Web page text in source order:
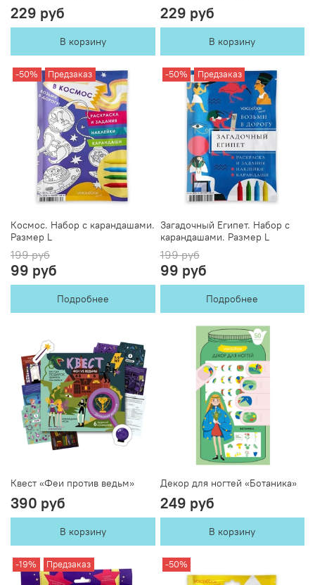
229 руб
В корзину
229 руб
В корзину
-50% Предзаказ
Космос. Набор с карандашами.
Размер L
199 руб
99 руб
Подробнее
-50% Предзаказ
Загадочный Египет. Набор с
карандашами. Размер L
199 руб
99 руб
Подробнее
Квест «Феи против ведьм»
390 руб
В корзину
Декор для ногтей «Ботаника»
249 руб
В корзину
-19% Предзаказ -50%